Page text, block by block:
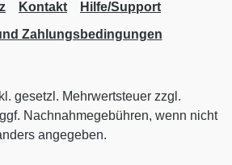
Kontakt
Hilfe/Support
Zahlungsbedingungen
gesetzl. Mehrwertsteuer zzgl.
Nachnahmegebühren, wenn nicht
angegeben.